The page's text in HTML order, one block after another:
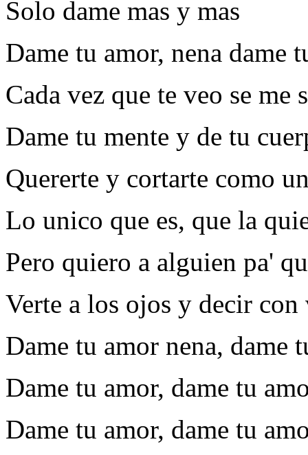
Solo dame mas y mas
Dame tu amor, nena dame
Cada vez que te veo se me
Dame tu mente y de tu
Quererte y cortarte como
Lo unico que es, que la
Pero quiero a alguien pa'
Verte a los ojos y decir
Dame tu amor nena, dame
Dame tu amor, dame tu
Dame tu amor, dame tu